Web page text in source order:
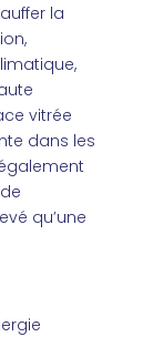
la
vitrée
dans les
qu’une